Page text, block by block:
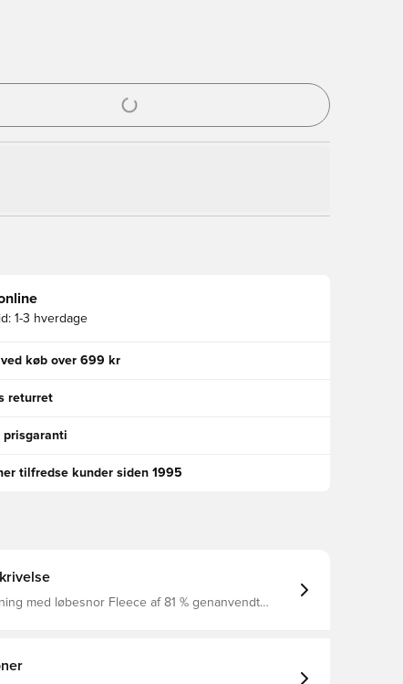
til at logge ind eller tilmelde dig som medlem
1-3 hverdage
køb over 699 kr
returret
prisgaranti
tilfredse kunder siden 1995
med løbesnor Fleece af 81 % genanvendt